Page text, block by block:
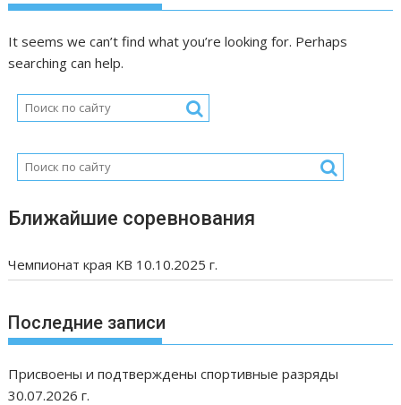
It seems we can’t find what you’re looking for. Perhaps
searching can help.
Ближайшие соревнования
Чемпионат края КВ 10.10.2025 г.
Последние записи
Присвоены и подтверждены спортивные разряды
30.07.2026 г.